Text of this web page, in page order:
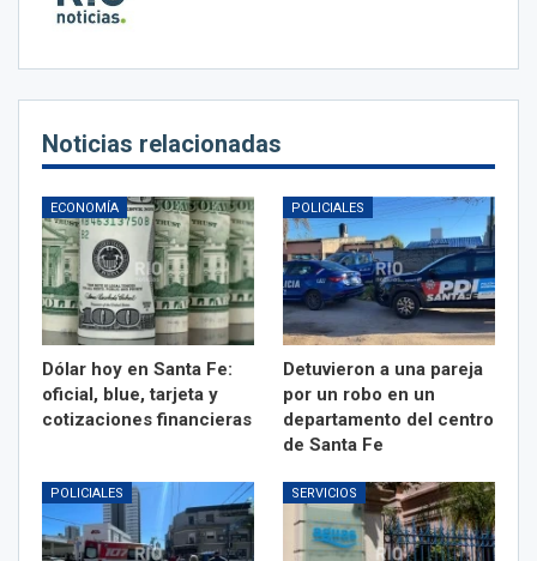
Noticias relacionadas
ECONOMÍA
Dólar hoy en Santa Fe:
oficial, blue, tarjeta y
cotizaciones financieras
POLICIALES
Detuvieron a una pareja
por un robo en un
departamento del centro
de Santa Fe
POLICIALES SERVICIOS